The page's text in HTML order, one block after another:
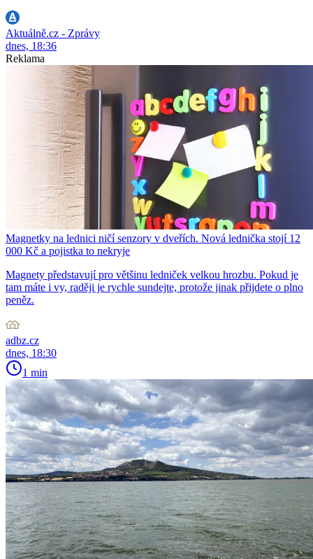
Aktuálně.cz - Zprávy
dnes, 18:36
Reklama
Magnetky na lednici ničí senzory v dveřích. Nová lednička stojí 12
000 Kč a pojistka to nekryje
Magnety představují pro většinu ledniček velkou hrozbu. Pokud je
tam máte i vy, raději je rychle sundejte, protože jinak přijdete o plno
peněz.
adbz.cz
dnes, 18:30
1 min